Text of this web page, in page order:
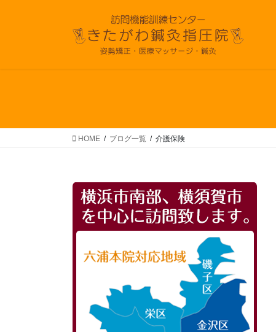
HOME ブログ一覧 介護保険